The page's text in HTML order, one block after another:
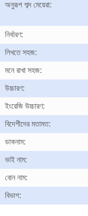
অনুরূপ শব্দ মেয়েরা:
নির্ধারণ:
লিখতে সহজ:
মনে রাখা সহজ:
উচ্চারণ:
ইংরেজি উচ্চারণ:
বিদেশীদের মতামত:
ডাকনাম:
ভাই নাম:
বোন নাম:
বিভাগ: